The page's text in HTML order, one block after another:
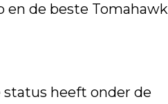
en de beste
status heeft onder de